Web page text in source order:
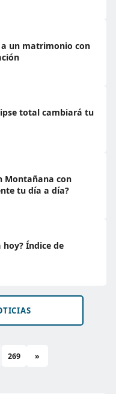
un matrimonio con
total cambiará tu
Montañana con
tu día a día?
hoy? Índice de
269 »